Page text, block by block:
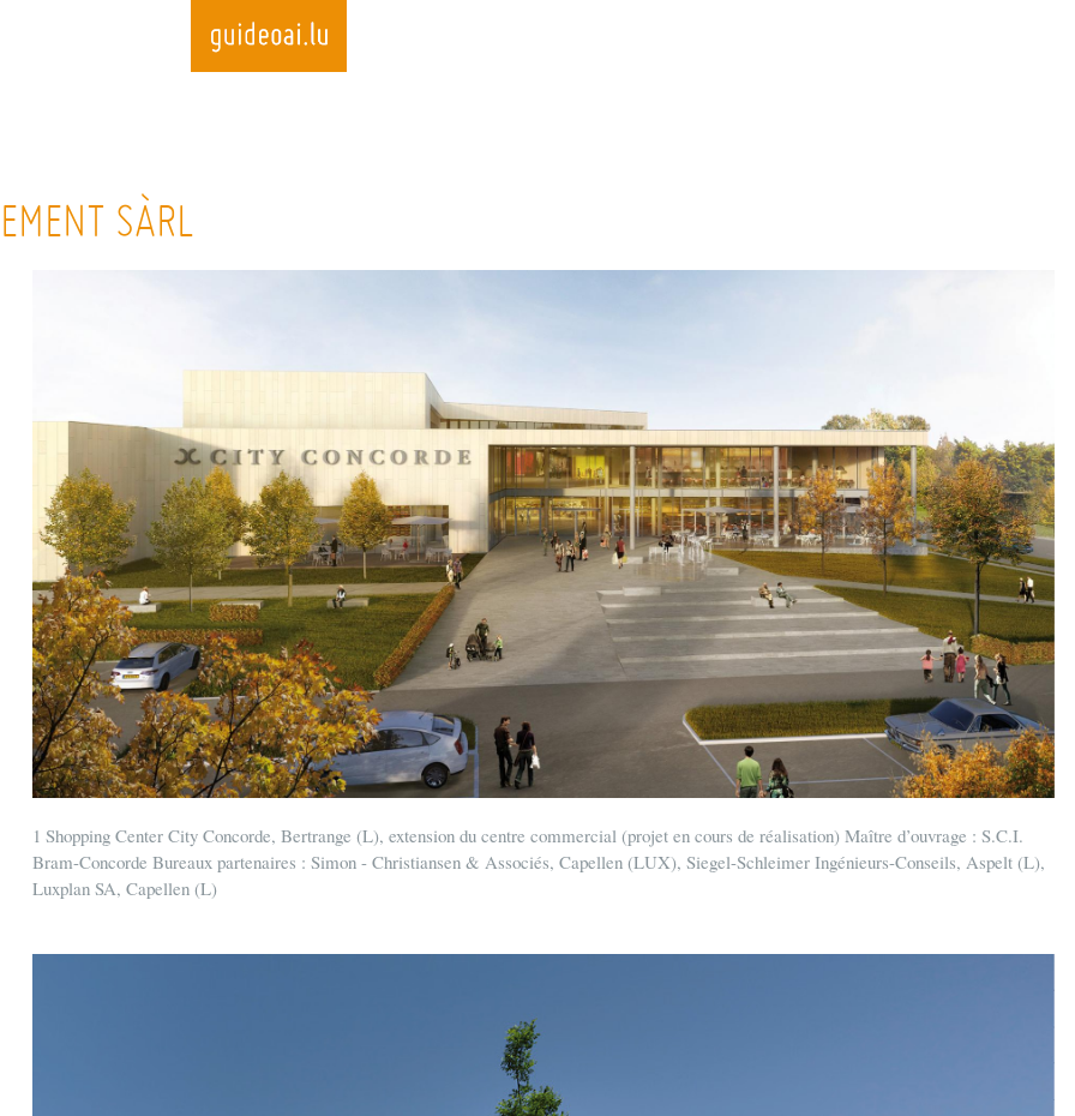
SÀRL
1 Shopping Center City Concorde, Bertrange (L), extension du centre commercial (projet en cours de réalisation) Maître d’ouvrage : S.C.I.
Bram-Concorde Bureaux partenaires : Simon - Christiansen & Associés, Capellen (LUX), Siegel-Schleimer Ingénieurs-Conseils, Aspelt (L),
Luxplan SA, Capellen (L)